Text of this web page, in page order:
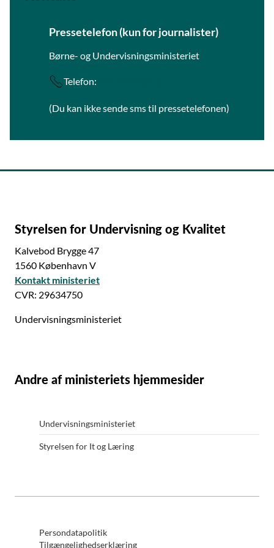
Pressetelefon (kun for journalister)
Børne- og Undervisningsministeriet
Telefon:
(Du kan ikke sende sms til pressetelefonen)
Styrelsen for Undervisning og Kvalitet
Kalvebod Brygge 47
1560 København V
Kontakt ministeriet
CVR: 29634750
Undervisningsministeriet
Andre af ministeriets hjemmesider
Undervisningsministeriet
Styrelsen for It og Læring
Persondatapolitik
Tilgængelighedserklæring